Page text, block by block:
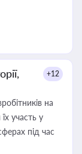
+12
на
участь у
під час